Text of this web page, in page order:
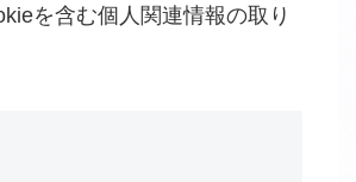
を含む個人関連情報の取り